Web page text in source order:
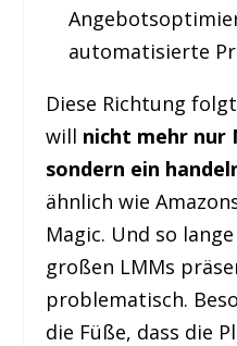
automatisierte
Diese Richtung
will nicht mehr nur
sondern ein
ähnlich wie
Magic. Und so
großen LMMs
problematisch.
die Füße, dass die